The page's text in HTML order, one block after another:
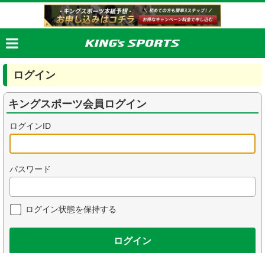
ログイン
キングスポーツ会員ログイン
ログインID
パスワード
ログイン状態を保持する
ログイン